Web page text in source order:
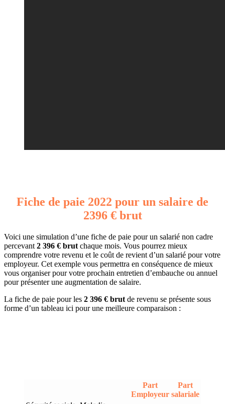
Fiche de paie 2022 pour un salaire de
2396 € brut
Voici une simulation d’une fiche de paie pour un salarié non cadre
percevant 2 396 € brut chaque mois. Vous pourrez mieux
comprendre votre revenu et le coût de revient d’un salarié pour votre
employeur. Cet exemple vous permettra en conséquence de mieux
vous organiser pour votre prochain entretien d’embauche ou annuel
pour présenter une augmentation de salaire.
La fiche de paie pour les 2 396 € brut de revenu se présente sous
forme d’un tableau ici pour une meilleure comparaison :
Part
Employeur
Part
salariale